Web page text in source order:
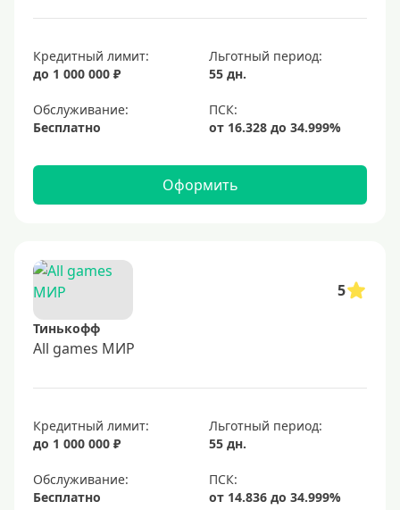
Кредитный лимит:
до 1 000 000 ₽
Льготный период:
55 дн.
Обслуживание:
Бесплатно
Оформить
5
Тинькофф
All games МИР
Кредитный лимит:
до 1 000 000 ₽
Льготный период:
55 дн.
Обслуживание:
Бесплатно